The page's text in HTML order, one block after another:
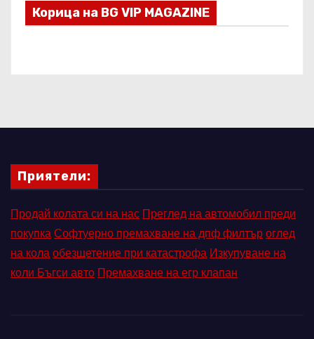
Корица на BG VIP MAGAZINE
Приятели:
Продай колата си на нас Преглед на автомобил преди
покупкаСофтуерно премахване на дпф филтъроглед
на колаобезщетение при катастрофа Изкупуване на
коли Бъгси авто Премахване на егр клапан